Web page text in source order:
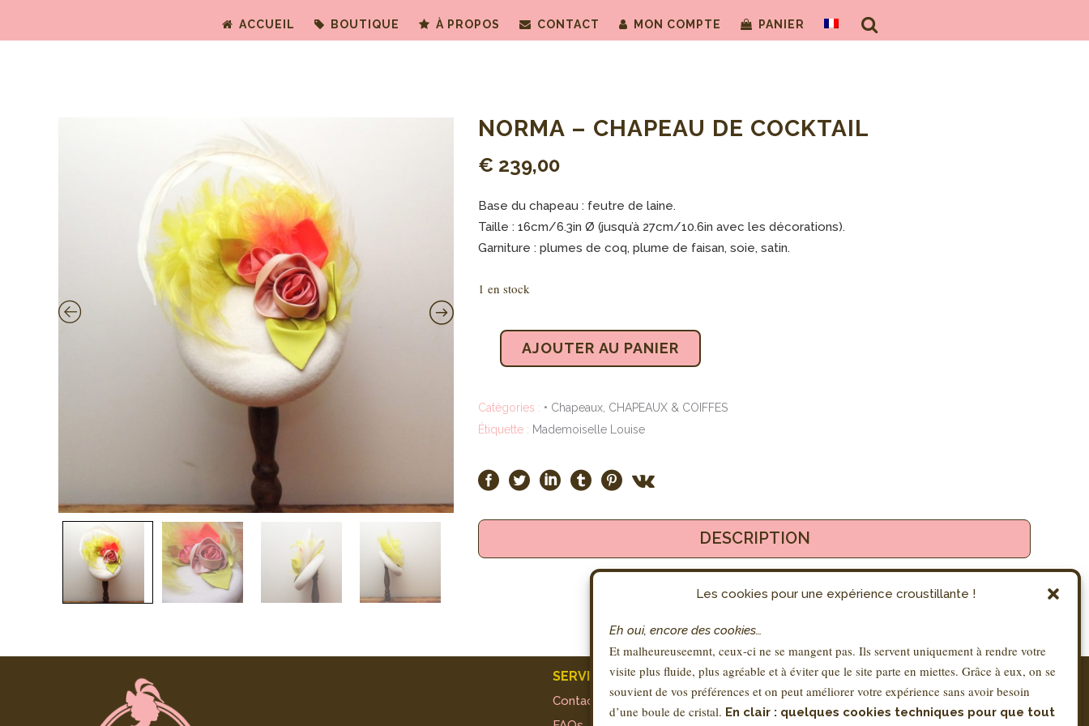
Les cookies pour une expérience croustillante !
Eh oui, encore des cookies…
Et malheureuseemnt, ceux-ci ne se mangent pas. Ils servent uniquement à rendre votre
visite plus fluide, plus agréable et à éviter que le site parte en miettes. Grâce à eux, on se
souvient de vos préférences et on peut améliorer votre expérience sans avoir besoin
d’une boule de cristal. En clair : quelques cookies techniques pour que tout
ACCUEIL BOUTIQUE À PROPOS CONTACT MON COMPTE PANIER
NORMA – CHAPEAU DE COCKTAIL
€ 239,00
Base du chapeau : feutre de laine.
Taille : 16cm/6.3in Ø (jusqu’à 27cm/10.6in avec les décorations).
Garniture : plumes de coq, plume de faisan, soie, satin.
1 en stock
AJOUTER AU PANIER
Catégories : • Chapeaux CHAPEAUX & COIFFES
Étiquette : Mademoiselle Louise
DESCRIPTION
SERVICE CLIENT
Contact
RÉGLEMENTATION
Conditions Générales de Vente – CGV